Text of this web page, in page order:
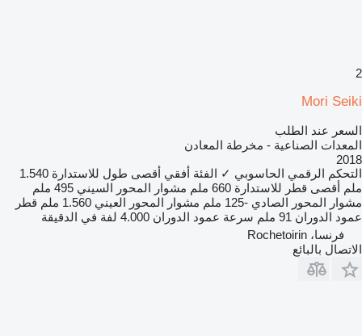
2
Mori Seiki
السعر عند الطلب
المعدات الصناعية - مخرطة المعادن
2018
التحكم الرقمي الحاسوبي ✓ الفئة أفقي أقصى طول للاستدارة 1.540
ملم أقصى قطر للاستدارة 660 ملم مشوار المحور السيني 495 ملم
مشوار المحور الصادي -125 ملم مشوار المحور العيني 1.560 ملم
قطر
عمود الدوران 91 ملم سرعة عمود الدوران 4.000 لفة في الدقيقة
فرنسا، Rochetoirin
الاتصال بالبائع